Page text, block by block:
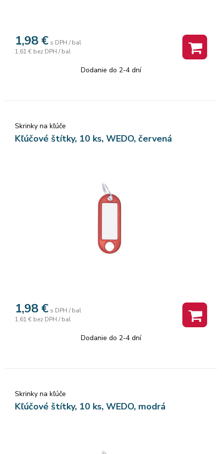
1,98 € s DPH / bal
1,61 € bez DPH / bal
Dodanie do 2-4 dní
Skrinky na kľúče
Kľúčové štítky, 10 ks, WEDO, červená
1,98 € s DPH / bal
1,61 € bez DPH / bal
Dodanie do 2-4 dní
Skrinky na kľúče
Kľúčové štítky, 10 ks, WEDO, modrá